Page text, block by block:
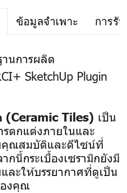
ข้อมูลจำเพาะ การรั
านการผลิต
SketchUp Plugin
(Ceramic Tiles) เป็น
ตกแต่งภายในและ
ณสมบัติและดีไซน์ที่
นี้กระเบื้องเซรามิกยังมี
ละให้บรรยากาศที่ดูเป็น
งคุณ